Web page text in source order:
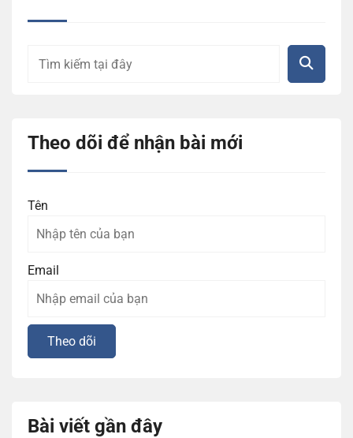
Theo dõi để nhận bài mới
Tên
Email
Bài viết gần đây